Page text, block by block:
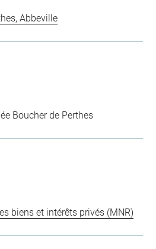
Abbeville
Boucher de Perthes
biens et intérêts privés (MNR)